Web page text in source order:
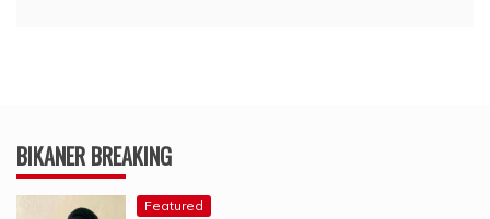
BIKANER BREAKING
Featured